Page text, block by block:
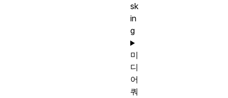
sk
in
g
미
디
어
쿼